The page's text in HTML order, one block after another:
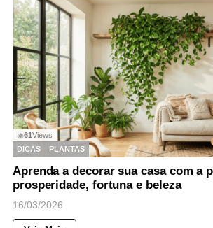
◉61Views
DICAS
PLANTAS
Aprenda a decorar sua casa com a
prosperidade, fortuna e beleza
16/03/2026